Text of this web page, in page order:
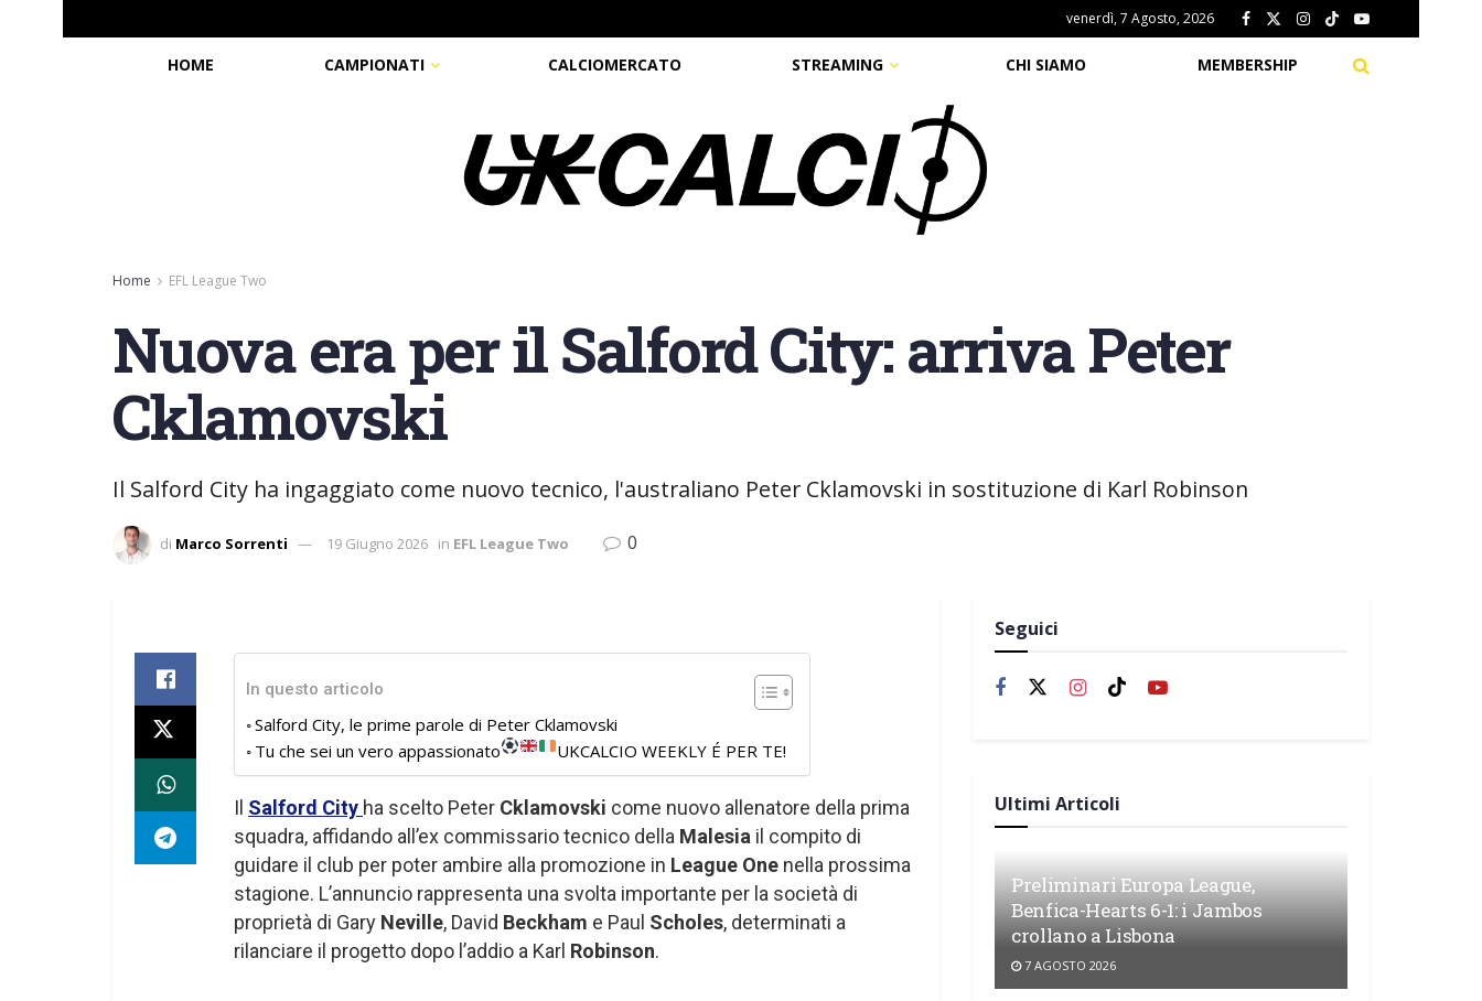
venerdì, 7 Agosto, 2026
HOME CAMPIONATI CALCIOMERCATO STREAMING CHI SIAMO MEMBERSHIP
Home EFL League Two
Nuova era per il Salford City: arriva Peter
Cklamovski
Il Salford City ha ingaggiato come nuovo tecnico, l'australiano Peter Cklamovski in sostituzione di Karl Robinson
di Marco Sorrenti 19 Giugno 2026 in EFL League Two 0
In questo articolo
Salford City, le prime parole di Peter Cklamovski
Tu che sei un vero appassionato
UKCALCIO WEEKLY É PER TE!
Il Salford City ha scelto Peter Cklamovski come nuovo allenatore della prima
squadra, affidando all’ex commissario tecnico della Malesia il compito di
guidare il club per poter ambire alla promozione in League One nella prossima
stagione. L’annuncio rappresenta una svolta importante per la società di
proprietà di Gary Neville, David Beckham e Paul Scholes, determinati a
rilanciare il progetto dopo l’addio a Karl Robinson.
Seguici
Ultimi Articoli
Preliminari Europa League,
Benfica-Hearts 6-1: i Jambos
crollano a Lisbona
7 AGOSTO 2026